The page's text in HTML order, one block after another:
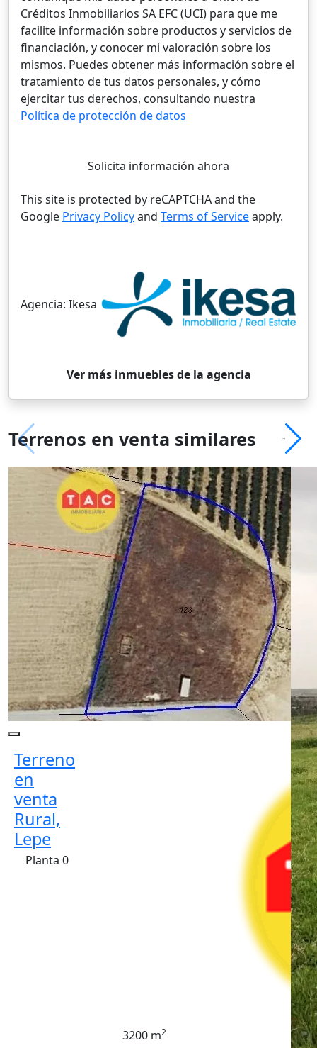
Créditos Inmobiliarios SA EFC (UCI) para que me
facilite información sobre productos y servicios de
financiación, y conocer mi valoración sobre los
mismos. Puedes obtener más información sobre el
tratamiento de tus datos personales, y cómo
ejercitar tus derechos, consultando nuestra
Política de protección de datos
Solicita información ahora
This site is protected by reCAPTCHA and the
Google Privacy Policyand Terms of Serviceapply.
Agencia: Ikesa
Ver más inmuebles de la agencia
Terrenos en venta similares
Terreno
en
venta
Rural,
Lepe
Planta 0
3200 m2